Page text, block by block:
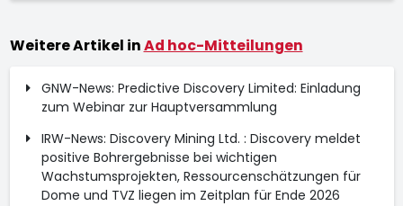
Weitere Artikel inAd hoc-Mitteilungen
GNW-News: Predictive Discovery Limited: Einladung
zum Webinar zur Hauptversammlung
IRW-News: Discovery Mining Ltd. : Discovery meldet
positive Bohrergebnisse bei wichtigen
Wachstumsprojekten, Ressourcenschätzungen für
Dome und TVZ liegen im Zeitplan für Ende 2026